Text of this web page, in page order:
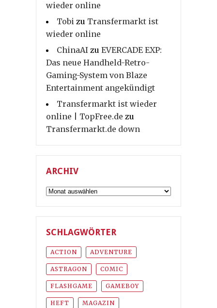
wieder online
Tobi zu Transfermarkt ist
wieder online
ChinaAI zu EVERCADE EXP:
Das neue Handheld-Retro-
Gaming-System von Blaze
Entertainment angekündigt
Transfermarkt ist wieder
online | TopFree.de zu
Transfermarkt.de down
ARCHIV
Archiv
SCHLAGWÖRTER
ACTION ADVENTURE
ASTRAGON COMIC
FLASHGAME GAMEBOY
HEFT MAGAZIN